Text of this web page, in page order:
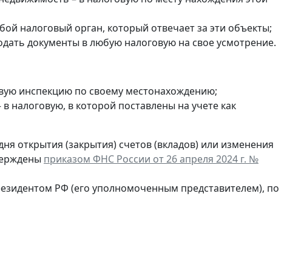
налоговый орган, который отвечает за эти объекты;
документы в любую налоговую на свое усмотрение.
инспекцию по своему местонахождению;
в налоговую, в которой поставлены на учете как
открытия (закрытия) счетов (вкладов) или изменения
приказом ФНС России от 26 апреля 2024 г. №
РФ (его уполномоченным представителем), по